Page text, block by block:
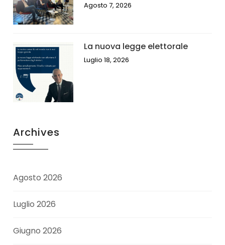
Agosto 7, 2026
La nuova legge elettorale
Luglio 18, 2026
Archives
Agosto 2026
Luglio 2026
Giugno 2026